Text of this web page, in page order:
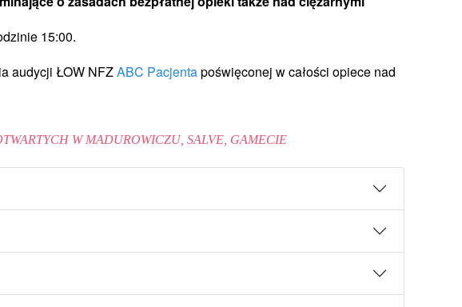
15:00.
audycji ŁOW NFZABC Pacjentapoświęconej w całości opiece nad
W MADUROWICZU, SALVE, GAMECIE